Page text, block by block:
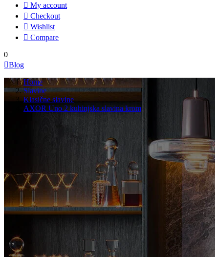
 My account
 Checkout
 Wishlist
 Compare
0
Blog
Home
Slavine
Klasične slavine
AXOR Uno 2 kuhinjska slavina krom